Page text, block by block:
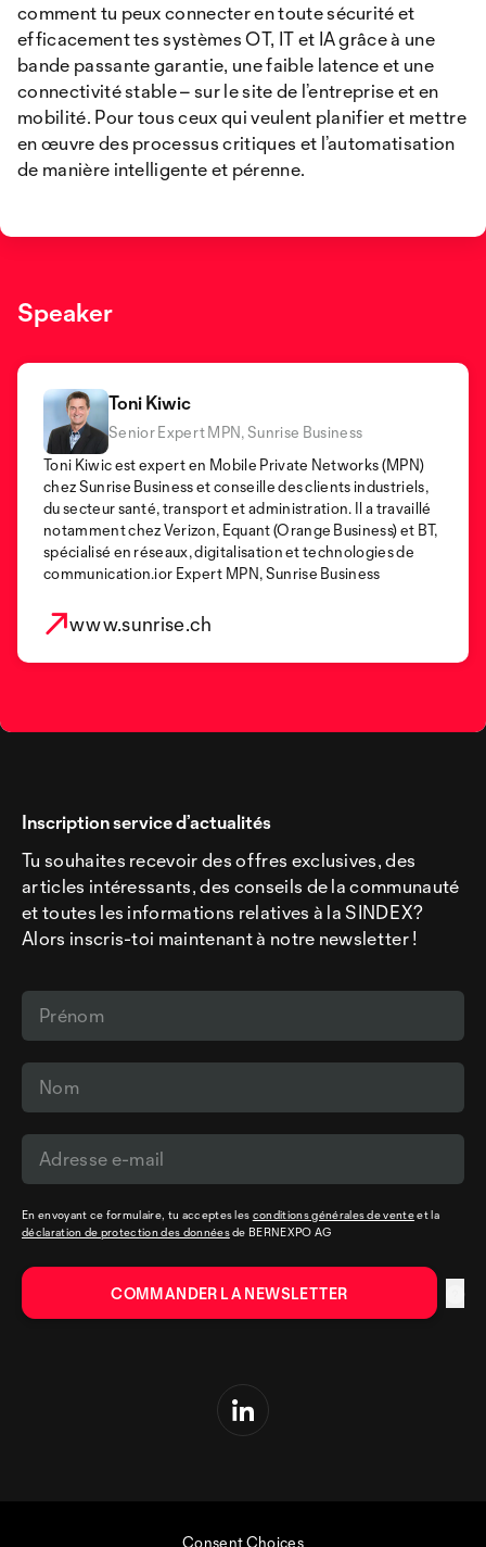
comment tu peux connecter en toute sécurité et
efficacement tes systèmes OT, IT et IA grâce à une
bande passante garantie, une faible latence et une
connectivité stable – sur le site de l’entreprise et en
mobilité. Pour tous ceux qui veulent planifier et mettre
en œuvre des processus critiques et l’automatisation
de manière intelligente et pérenne.
Speaker
Toni Kiwic
Senior Expert MPN, Sunrise Business
Toni Kiwic est expert en Mobile Private Networks (MPN)
chez Sunrise Business et conseille des clients industriels,
du secteur santé, transport et administration. Il a travaillé
notamment chez Verizon, Equant (Orange Business) et BT,
spécialisé en réseaux, digitalisation et technologies de
communication.ior Expert MPN, Sunrise Business
www.sunrise.ch
Inscription service d’actualités
Tu souhaites recevoir des offres exclusives, des
articles intéressants, des conseils de la communauté
et toutes les informations relatives à la SINDEX?
Alors inscris-toi maintenant à notre newsletter !
En envoyant ce formulaire, tu acceptes les conditions générales de venteet la
déclaration de protection des donnéesde BERNEXPO AG
Consent Choices